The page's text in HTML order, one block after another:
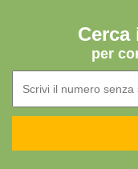
Cerca
per